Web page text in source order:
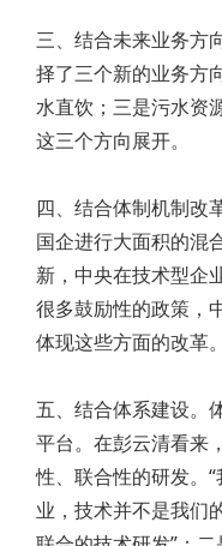
三、结合未来业务方
择了三个新的业务方
水直饮；三是污水资
这三个方向展开。
四、结合体制机制改
国企进行大面积的混
新，中央在技术型企
很多鼓励性的政策，
体现这些方面的改革。
五、结合体系建设。
平台。在彭云清看来
性、联合性的研发。
业，技术并不是我们